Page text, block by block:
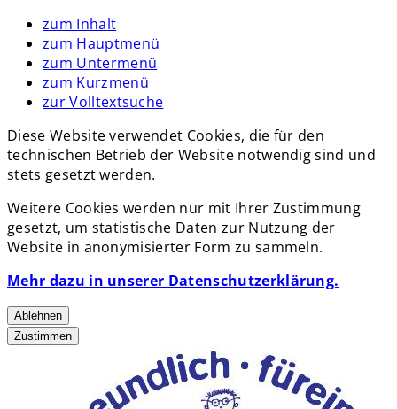
zum Inhalt
zum Hauptmenü
zum Untermenü
zum Kurzmenü
zur Volltextsuche
Diese Website verwendet Cookies, die für den
technischen Betrieb der Website notwendig sind und
stets gesetzt werden.
Weitere Cookies werden nur mit Ihrer Zustimmung
gesetzt, um statistische Daten zur Nutzung der
Website in anonymisierter Form zu sammeln.
Mehr dazu in unserer Datenschutzerklärung.
Ablehnen
Zustimmen